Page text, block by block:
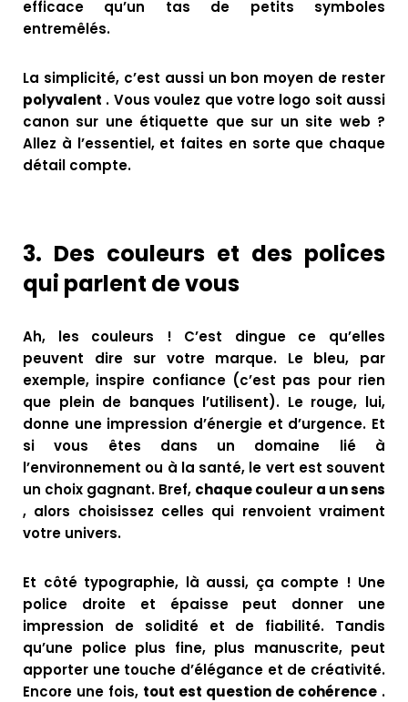
efficace qu’un tas de petits symboles
entremêlés.
La simplicité, c’est aussi un bon moyen de rester
polyvalent . Vous voulez que votre logo soit aussi
canon sur une étiquette que sur un site web ?
Allez à l’essentiel, et faites en sorte que chaque
détail compte.
3. Des couleurs et des polices
qui parlent de vous
Ah, les couleurs ! C’est dingue ce qu’elles
peuvent dire sur votre marque. Le bleu, par
exemple, inspire confiance (c’est pas pour rien
que plein de banques l’utilisent). Le rouge, lui,
donne une impression d’énergie et d’urgence. Et
si vous êtes dans un domaine lié à
l’environnement ou à la santé, le vert est souvent
un choix gagnant. Bref, chaque couleur a un sens
, alors choisissez celles qui renvoient vraiment
votre univers.
Et côté typographie, là aussi, ça compte ! Une
police droite et épaisse peut donner une
impression de solidité et de fiabilité. Tandis
qu’une police plus fine, plus manuscrite, peut
apporter une touche d’élégance et de créativité.
Encore une fois, tout est question de cohérence .